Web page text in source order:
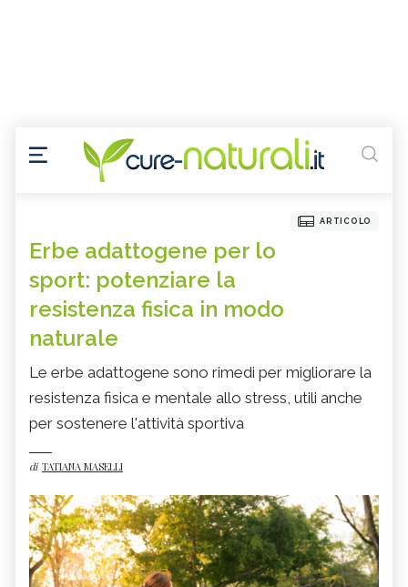
ARTICOLO
Erbe adattogene per lo
sport: potenziare la
resistenza fisica in modo
naturale
Le erbe adattogene sono rimedi per migliorare la
resistenza fisica e mentale allo stress, utili anche
per sostenere l'attività sportiva
di TATIANA MASELLI